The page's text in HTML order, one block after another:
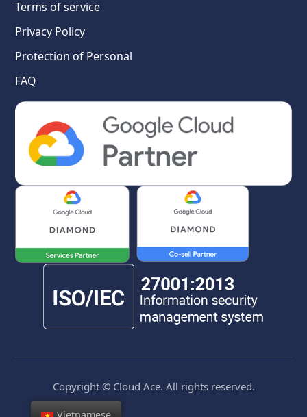
Terms of service
Privacy Policy
Protection of Personal
FAQ
Copyright © Cloud Ace. All rights reserved.